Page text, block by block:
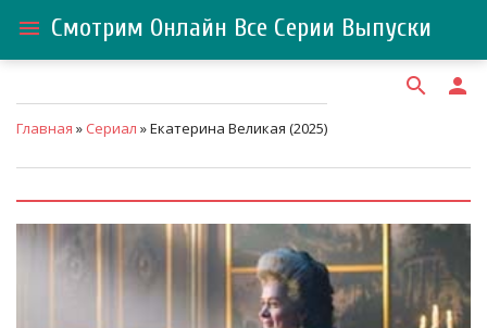
menu Смотрим Онлайн Все Серии Выпуски
search person
Главная » Сериал » Екатерина Великая (2025)